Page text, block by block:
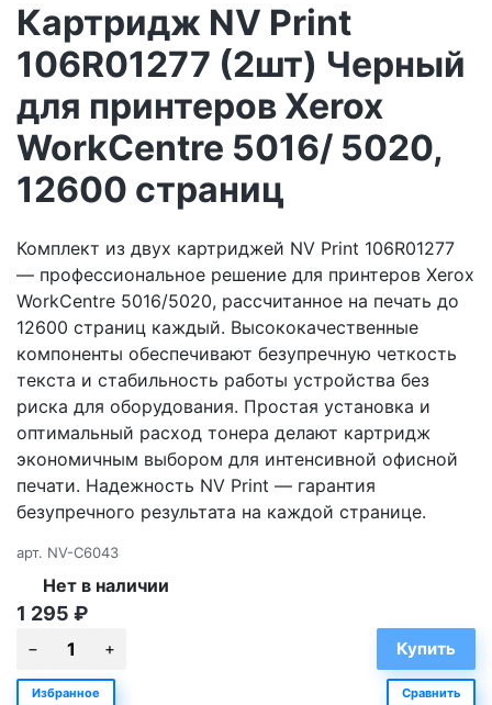
Картридж NV Print
106R01277 (2шт) Черный
для принтеров Xerox
WorkCentre 5016/ 5020,
12600 страниц
Комплект из двух картриджей NV Print 106R01277
— профессиональное решение для принтеров Xerox
WorkCentre 5016/5020, рассчитанное на печать до
12600 страниц каждый. Высококачественные
компоненты обеспечивают безупречную четкость
текста и стабильность работы устройства без
риска для оборудования. Простая установка и
оптимальный расход тонера делают картридж
экономичным выбором для интенсивной офисной
печати. Надежность NV Print — гарантия
безупречного результата на каждой странице.
арт. NV-C6043
Нет в наличии
1 295 ₽
Избранное Сравнить